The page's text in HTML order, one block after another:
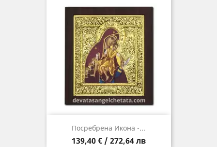
Посребрена Икона -...
Цена
139,40 € / 272,64 лв